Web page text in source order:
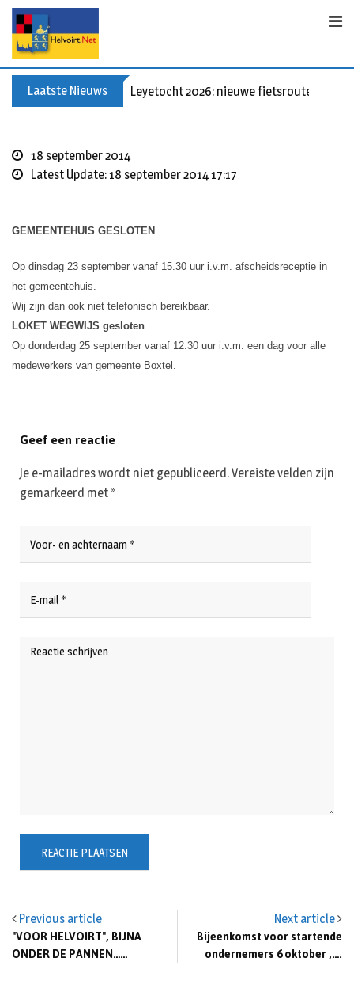
Skip
content
Laatste Nieuws Leyetocht 2026: nieuwe fietsroutes
18 september 2014
Latest Update: 18 september 2014 17:17
GEMEENTEHUIS GESLOTEN
Op dinsdag 23 september vanaf 15.30 uur i.v.m. afscheidsreceptie in
het gemeentehuis.
Wij zijn dan ook niet telefonisch bereikbaar.
LOKET WEGWIJS gesloten
Op donderdag 25 september vanaf 12.30 uur i.v.m. een dag voor alle
medewerkers van gemeente Boxtel.
Previous article
"VOOR HELVOIRT", BIJNA
ONDER DE PANNEN……
Next article
Bijeenkomst voor startende
ondernemers 6 oktober ,….
Geef een reactie
Je e-mailadres wordt niet gepubliceerd.Vereiste velden zijn
gemarkeerd met *